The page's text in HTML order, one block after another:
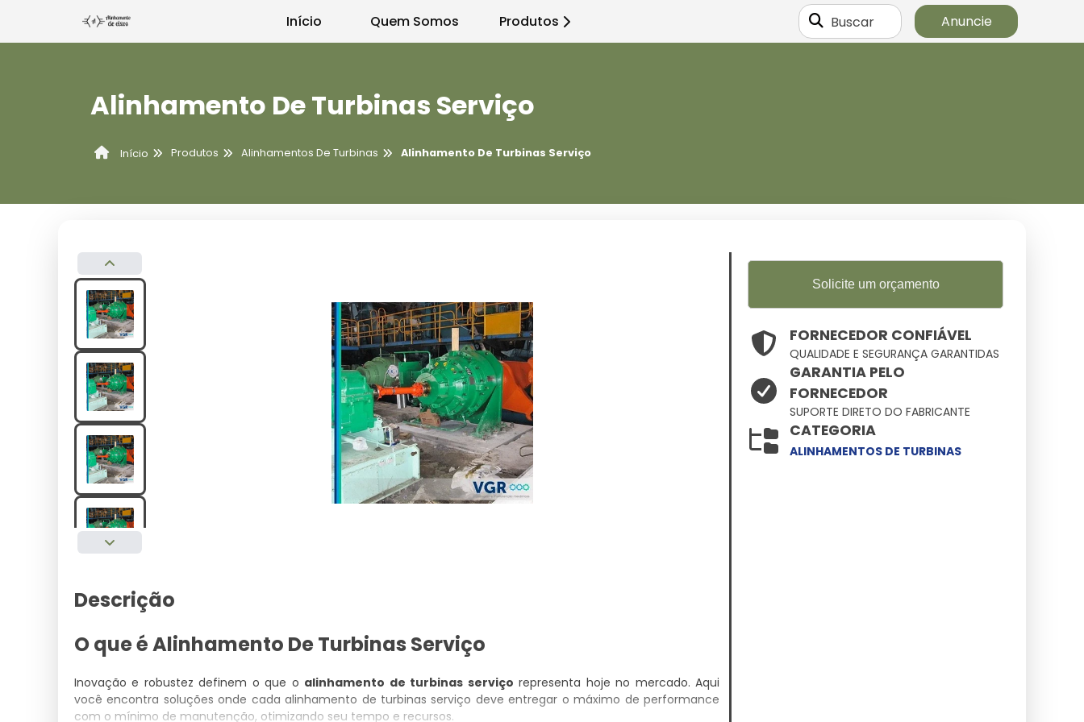
Início Quem Somos Produtos Buscar Anuncie
Alinhamento De Turbinas Serviço
Início Produtos Alinhamentos De Turbinas Alinhamento De Turbinas Serviço
Descrição
O que é Alinhamento De Turbinas Serviço
Inovação e robustez definem o que o alinhamento de turbinas serviço representa hoje no mercado. Aqui
você encontra soluções onde cada alinhamento de turbinas serviço deve entregar o máximo de performance
com o mínimo de manutenção, otimizando seu tempo e recursos.
Solicite um orçamento
FORNECEDOR CONFIÁVEL
QUALIDADE E SEGURANÇA GARANTIDAS
GARANTIA PELO
FORNECEDOR
SUPORTE DIRETO DO FABRICANTE
CATEGORIA
ALINHAMENTOS DE TURBINAS